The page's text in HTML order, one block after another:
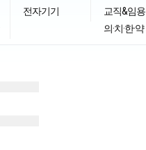
전자기기
교직&임용
의·치·한·약